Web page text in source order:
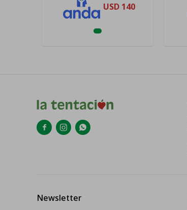
USD 140
  
Newsletter